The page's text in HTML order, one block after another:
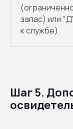
запас) или
к службе)
Шаг 5.